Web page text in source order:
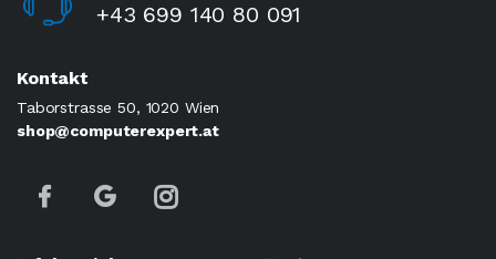
+43 699 140 80 091
Kontakt
Taborstrasse 50, 1020 Wien
shop@computerexpert.at